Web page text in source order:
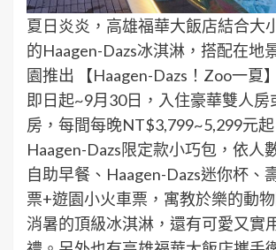
夏日炎炎，高雄福華大飯店結合大
的Haagen-Dazs冰淇淋，搭配在地
園推出 【Haagen-Dazs！Zoo一夏
即日起~9月30日，入住豪華雙人房
房，每間每晚NT$3,799~5,299元
Haagen-Dazs限定款小巧包，依人
自助早餐、Haagen-Dazs迷你杯、
票+遊園小火車票，寓教於樂的動
消暑的頂級冰淇淋，還有可愛又實